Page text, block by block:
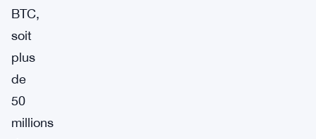
BTC,
soit
plus
de
50
millions